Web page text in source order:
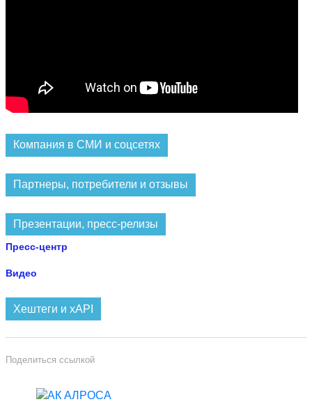
Компания в СМИ и соцсетях
Партнеры, потребители и отзывы
Презентации, пресс-релизы
Пресс-центр
Видео
Хештеги и xAPI
Поделиться ссылкой